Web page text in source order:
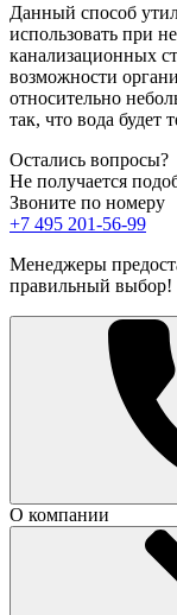
Данный способ
использовать при
канализационных
возможности
относительно
так, что вода будет
Остались вопросы?
Не получается
Звоните по номеру
+7 495 201-56-99
Менеджеры
правильный выбор!
О компании